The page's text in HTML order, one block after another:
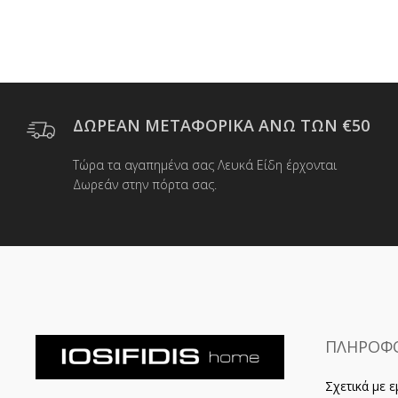
ΔΩΡΕΑΝ ΜΕΤΑΦΟΡΙΚΑ ΑΝΩ ΤΩΝ €50
Τώρα τα αγαπημένα σας Λευκά Είδη έρχονται
Δωρεάν στην πόρτα σας.
Σχετικά με